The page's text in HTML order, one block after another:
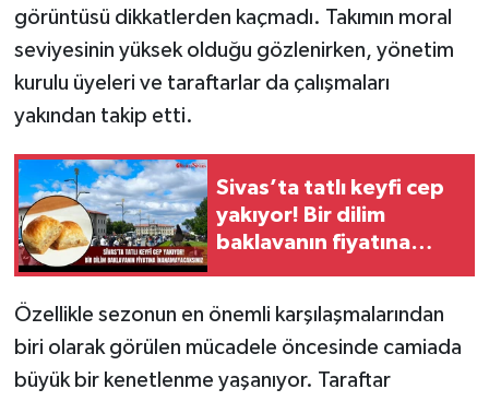
görüntüsü dikkatlerden kaçmadı. Takımın moral
seviyesinin yüksek olduğu gözlenirken, yönetim
kurulu üyeleri ve taraftarlar da çalışmaları
yakından takip etti.
Sivas’ta tatlı keyfi cep
yakıyor! Bir dilim
baklavanın fiyatına
Özellikle sezonun en önemli karşılaşmalarından
biri olarak görülen mücadele öncesinde camiada
büyük bir kenetlenme yaşanıyor. Taraftar